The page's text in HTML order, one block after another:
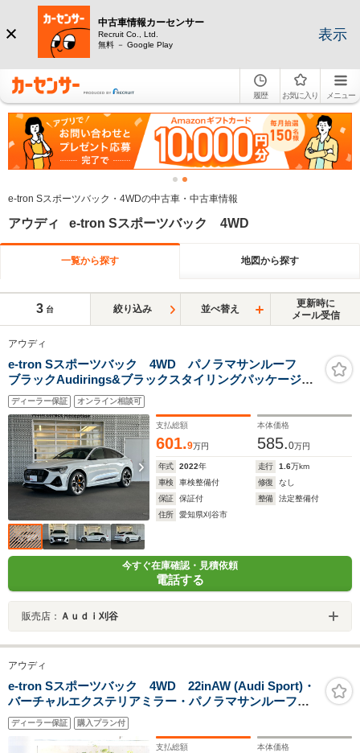
中古車情報カーセンサー
Recruit Co., Ltd.
無料 － Google Play
表示
履歴 お気に入り メニュー
e-tron Sスポーツバック・4WDの中古車・中古車情報
アウディ e-tron Sスポーツバック 4WD
一覧から探す 地図から探す
3 台 絞り込み 並べ替え
更新時に
メール受信
アウディ
e-tron Sスポーツバック 4WD パノラマサンルーフ
ブラックAudirings&ブラックスタイリングパッケージ 4
ゾーンデラックスオートマチックエアコンディショナ
ー バーチャルエクステリアミラ カラードブレーキキ
ャリパーオレンシ
ディーラー保証 オンライン相談可
支払総額
601.9万円
本体価格
585.0万円
年式 2022年 走行 1.6万km
車検
車検整備付 修復
なし
保証
保証付 整備
法定整備付
住所
愛知県刈谷市
今すぐ在庫確認・見積依頼
電話する
販売店： Ａｕｄｉ刈谷
アウディ
e-tron Sスポーツバック 4WD 22inAW (Audi Sport)・
バーチャルエクステリアミラー・パノラマサンルーフ・4
ゾーンAC・プライバシーガラス・カラードブレーキキャ
リパーオレンジ・シートヒーター (フロント/リヤ)
ディーラー保証 購入プラン付
支払総額 本体価格